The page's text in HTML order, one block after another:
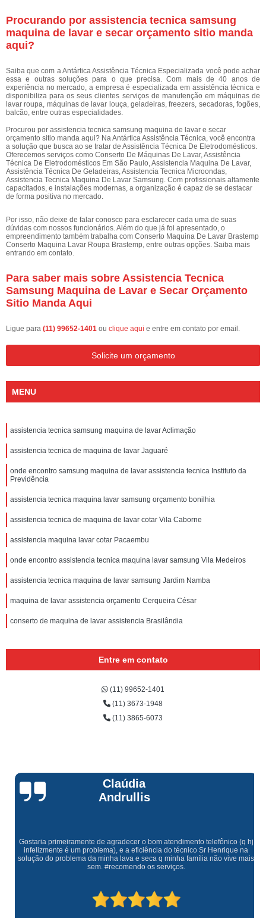
Procurando por assistencia tecnica samsung
maquina de lavar e secar orçamento sitio manda
aqui?
Saiba que com a Antártica Assistência Técnica Especializada você pode achar
essa e outras soluções para o que precisa. Com mais de 40 anos de
experiência no mercado, a empresa é especializada em assistência técnica e
disponibiliza para os seus clientes serviços de manutenção em máquinas de
lavar roupa, máquinas de lavar louça, geladeiras, freezers, secadoras, fogões,
balcão, entre outras especialidades.
Procurou por assistencia tecnica samsung maquina de lavar e secar
orçamento sitio manda aqui? Na Antártica Assistência Técnica, você encontra
a solução que busca ao se tratar de Assistência Técnica De Eletrodomésticos.
Oferecemos serviços como Conserto De Máquinas De Lavar, Assistência
Técnica De Eletrodomésticos Em São Paulo, Assistencia Maquina De Lavar,
Assistência Técnica De Geladeiras, Assistencia Tecnica Microondas,
Assistencia Tecnica Maquina De Lavar Samsung. Com profissionais altamente
capacitados, e instalações modernas, a organização é capaz de se destacar
de forma positiva no mercado.
Por isso, não deixe de falar conosco para esclarecer cada uma de suas
dúvidas com nossos funcionários. Além do que já foi apresentado, o
empreendimento também trabalha com Conserto Maquina De Lavar Brastemp
Conserto Maquina Lavar Roupa Brastemp, entre outras opções. Saiba mais
entrando em contato.
Para saber mais sobre Assistencia Tecnica
Samsung Maquina de Lavar e Secar Orçamento
Sitio Manda Aqui
Ligue para (11) 99652-1401 ou clique aqui e entre em contato por email.
Solicite um orçamento
MENU
assistencia tecnica samsung maquina de lavar Aclimação
assistencia tecnica de maquina de lavar Jaguaré
onde encontro samsung maquina de lavar assistencia tecnica Instituto da
Previdência
assistencia tecnica maquina lavar samsung orçamento bonilhia
assistencia tecnica de maquina de lavar cotar Vila Caborne
assistencia maquina lavar cotar Pacaembu
onde encontro assistencia tecnica maquina lavar samsung Vila Medeiros
assistencia tecnica maquina de lavar samsung Jardim Namba
maquina de lavar assistencia orçamento Cerqueira César
conserto de maquina de lavar assistencia Brasilândia
Entre em contato
(11) 99652-1401
(11) 3673-1948
(11) 3865-6073
Claúdia
Andrullis
Gostaria primeiramente de agradecer o bom atendimento telefônico (q hj
infelizmente é um problema), e a eficiência do técnico Sr Henrique na
solução do problema da minha lava e seca q minha família não vive mais
sem. #recomendo os serviços.